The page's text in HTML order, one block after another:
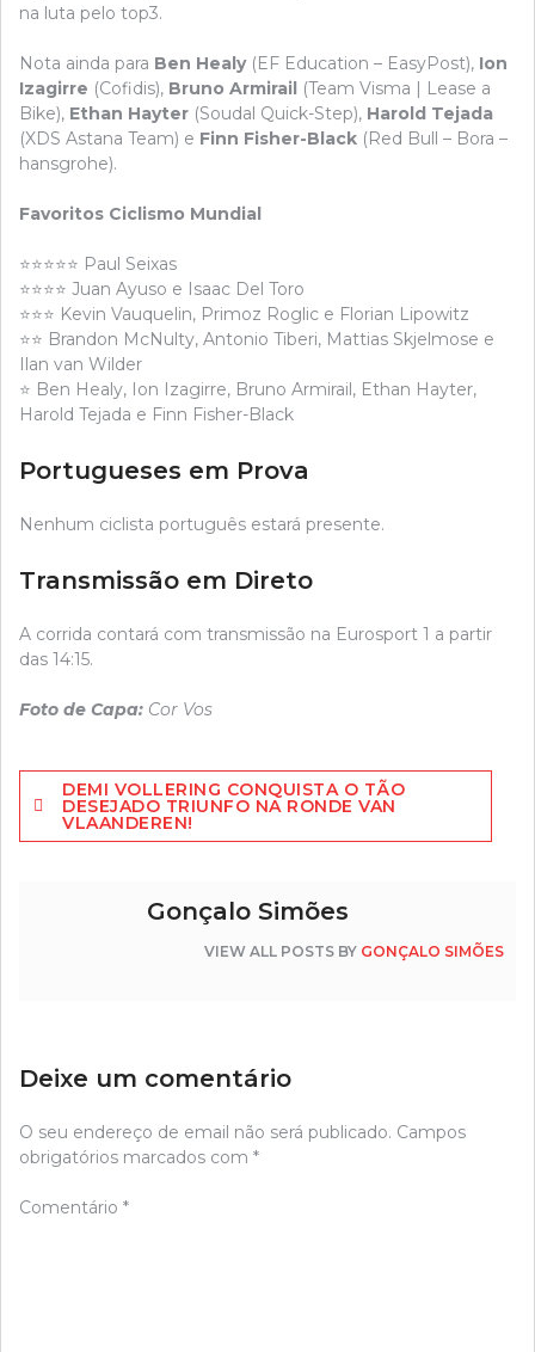
na luta pelo top3.
Nota ainda para Ben Healy (EF Education – EasyPost), Ion
Izagirre (Cofidis), Bruno Armirail (Team Visma | Lease a
Bike), Ethan Hayter (Soudal Quick-Step), Harold Tejada
(XDS Astana Team) e Finn Fisher-Black (Red Bull – Bora –
hansgrohe).
Favoritos Ciclismo Mundial
⭐⭐⭐⭐⭐ Paul Seixas
⭐⭐⭐⭐ Juan Ayuso e Isaac Del Toro
⭐⭐⭐ Kevin Vauquelin, Primoz Roglic e Florian Lipowitz
⭐⭐ Brandon McNulty, Antonio Tiberi, Mattias Skjelmose e
Ilan van Wilder
⭐ Ben Healy, Ion Izagirre, Bruno Armirail, Ethan Hayter,
Harold Tejada e Finn Fisher-Black
Portugueses em Prova
Nenhum ciclista português estará presente.
Transmissão em Direto
A corrida contará com transmissão na Eurosport 1 a partir
das 14:15.
Foto de Capa: Cor Vos
Navegação
de
artigos
DEMI VOLLERING CONQUISTA O TÃO
DESEJADO TRIUNFO NA RONDE VAN
VLAANDEREN!
Gonçalo Simões
VIEW ALL POSTS BY GONÇALO SIMÕES
Deixe um comentário
O seu endereço de email não será publicado. Campos
obrigatórios marcados com *
Comentário *